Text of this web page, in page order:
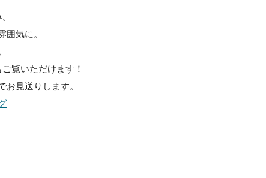
気に。
覧いただけます！
見送りします。